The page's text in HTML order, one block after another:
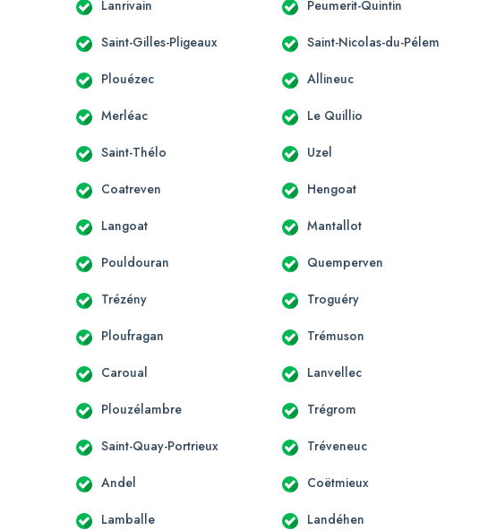
Lanrivain Peumerit-Quintin
Saint-Gilles-Pligeaux Saint-Nicolas-du-Pélem
Plouézec Allineuc
Merléac Le Quillio
Saint-Thélo Uzel
Coatreven Hengoat
Langoat Mantallot
Pouldouran Quemperven
Trézény Troguéry
Ploufragan Trémuson
Caroual Lanvellec
Plouzélambre Trégrom
Saint-Quay-Portrieux Tréveneuc
Andel Coëtmieux
Lamballe Landéhen